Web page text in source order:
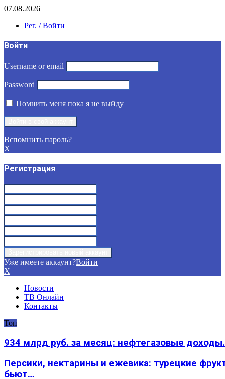
07.08.2026
Рег. / Войти
Войти
Username or email
Password
Помнить меня пока я не выйду
Вспомнить пароль?
X
Регистрация
Уже имеете аккаунт?Войти
X
Новости
ТВ Онлайн
Контакты
Топ
934 млрд руб. за месяц: нефтегазовые
Персики, нектарины и ежевика: турецкие
бьют…